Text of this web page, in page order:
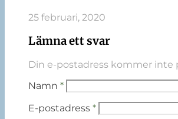
25 februari, 2020
Lämna ett svar
Din e-postadress kommer inte
Namn *
E-postadress *